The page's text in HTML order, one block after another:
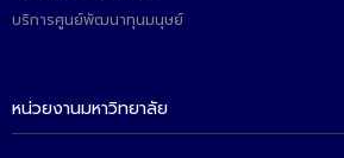
- SDU Zero Waste
ติดต่อเรา
บริการศูนย์พัฒนาทุนมนุษย์
หน่วยงานมหาวิทยาลัย